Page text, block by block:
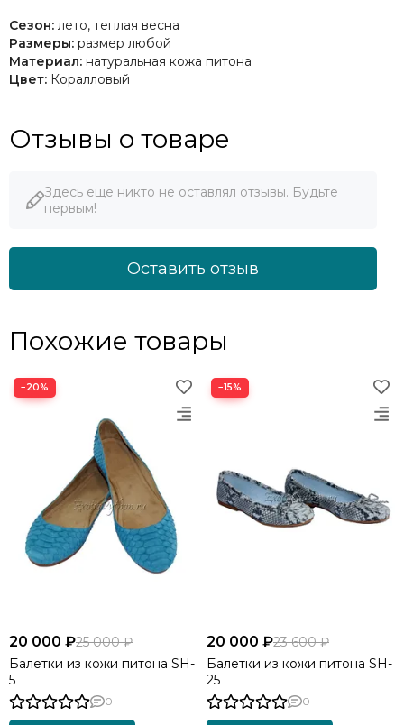
Сезон: лето, теплая весна
Размеры: размер любой
Материал: натуральная кожа питона
Цвет: Коралловый
Отзывы о товаре
Здесь еще никто не оставлял отзывы. Будьте
первым!
Оставить отзыв
Похожие товары
−20%
20 000 ₽25 000 ₽
Балетки из кожи питона SH-
5
0
−15%
20 000 ₽23 600 ₽
Балетки из кожи питона SH-
25
0